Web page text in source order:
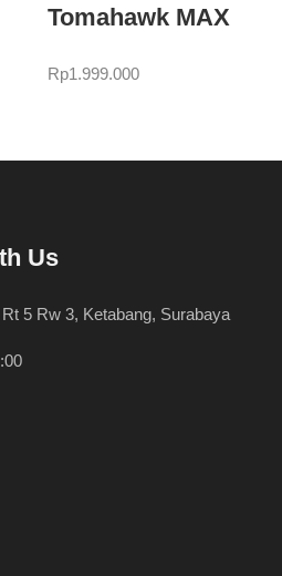
Tomahawk MAX
Rp1.999.000
Us
5 Rw 3, Ketabang, Surabaya